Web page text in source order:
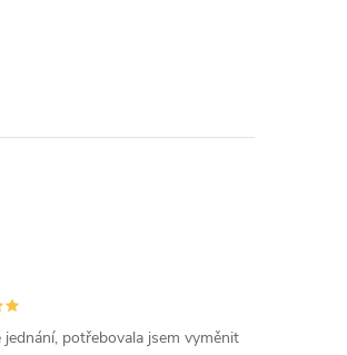
potřebovala jsem vyměnit